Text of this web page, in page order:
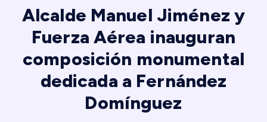
Alcalde Manuel Jiménez y
Fuerza Aérea inauguran
composición monumental
dedicada a Fernández
Domínguez